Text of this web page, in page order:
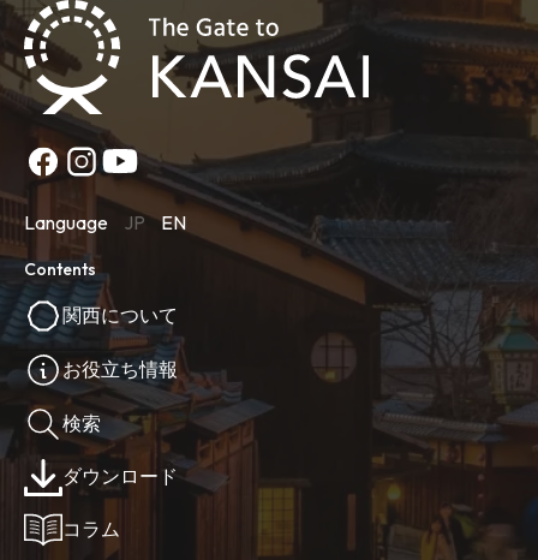
Language JP EN
Contents
関西について
お役立ち情報
検索
ダウンロード
コラム